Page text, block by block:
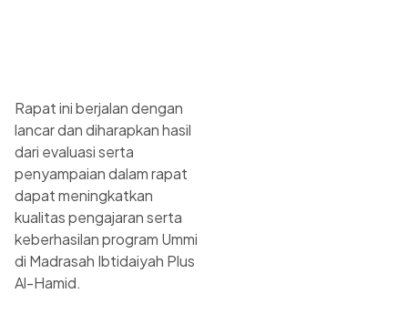
Rapat ini berjalan dengan
lancar dan diharapkan hasil
dari evaluasi serta
penyampaian dalam rapat
dapat meningkatkan
kualitas pengajaran serta
keberhasilan program Ummi
di Madrasah Ibtidaiyah Plus
Al-Hamid.